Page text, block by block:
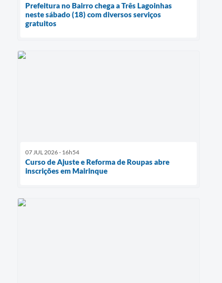
Prefeitura no Bairro chega a Três Lagoinhas
neste sábado (18) com diversos serviços
gratuitos
07 JUL 2026 - 16h54
Curso de Ajuste e Reforma de Roupas abre
inscrições em Mairinque